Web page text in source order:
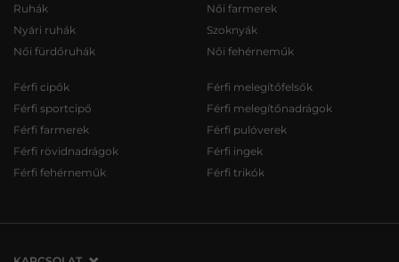
Ruhák
Nyári ruhák
Női fürdőruhák
Női farmerek
Szoknyák
Női fehérneműk
Férfi cipők
Férfi sportcipő
Férfi farmerek
Férfi rövidnadrágok
Férfi fehérneműk
Férfi melegítőfelsők
Férfi melegítőnadrágok
Férfi pulóverek
Férfi ingek
Férfi trikók